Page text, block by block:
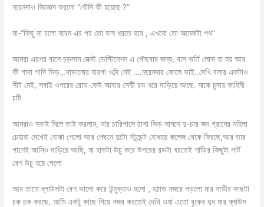
নরেনদাও জিজ্ঞেস করলো “বৌদি কী হয়েছে ?”
মা-“কিছু না চলো নরেন এর পর তো বাস ধরতে হবে , এখনো তো অনেকটা পথ”
আমরা এরপর বাসে চড়লাম নেক্স্ট ডেস্টিনেশন এ পৌছবার জন্য, বাস ভর্তি লোক যা হয় আর
কী গাদা গাদি ভিড়…দাড়ানোর যায়গা ওব্দি নেই ….নরেনদার কোলে ভাই..দেখি বসার একটাও
সীট নেই, সবাই ওপরের রোড কেউ আবার সেফ্টী রড ধরে দাড়িয়ে আছে. মাকে চুদার কাহিনী
চটি
আমরাও সবাই মিলে তাই করলাম, মার চারিপাসে ঠাসা ভিড় সামনে দু-চার জন গ্রামের মহিলা
চেহারা দেখেই বোঝা গেলো আর পেছনে দুটো স্টুডেন্ট বোধহয় কলেজ থেকে ফিরছে,আর তার
পাশেই আমিও দাড়িয়ে আছি, মা হাতটা উচু করে উপরের রডটা ধরতেই শাড়ির কিছুটা পার্ট
বেশ উচু হয়ে গেলো
আর তাতে ব্লাউসটা বেশ ভালো করে উন্মুক্তও হলো , হঠাত নজরে পড়লো মার নাভীর কাছটা
চক চক করছে, আমি একটু কাছে গিয়ে নজর করতেই দেখি ওমা এতো বুকের দুধ মার ব্লাউস